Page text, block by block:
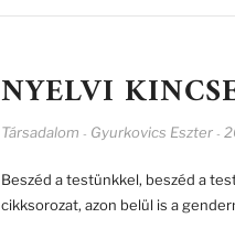
NYELVI
Társadalom - Gyurkovics Eszter -
Beszéd a testünkkel, beszéd a
cikksorozat, azon belül is a